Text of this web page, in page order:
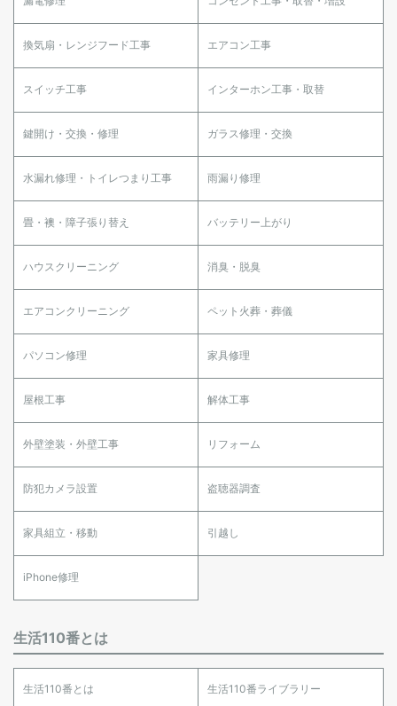
換気扇・レンジフード工事 エアコン工事
スイッチ工事 インターホン工事・取替
鍵開け・交換・修理 ガラス修理・交換
水漏れ修理・トイレつまり工事 雨漏り修理
畳・襖・障子張り替え バッテリー上がり
ハウスクリーニング 消臭・脱臭
エアコンクリーニング ペット火葬・葬儀
パソコン修理 家具修理
屋根工事 解体工事
外壁塗装・外壁工事 リフォーム
防犯カメラ設置 盗聴器調査
家具組立・移動 引越し
iPhone修理
生活110番とは
生活110番とは 生活110番ライブラリー